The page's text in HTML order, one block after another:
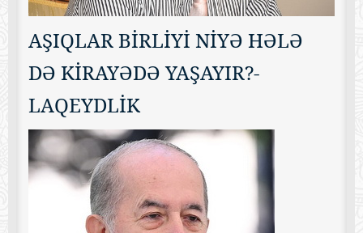
AŞIQLAR BİRLİYİ NİYƏ HƏLƏ
DƏ KİRAYƏDƏ YAŞAYIR?-
LAQEYDLİK